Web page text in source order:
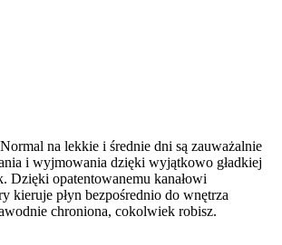
na lekkie i średnie dni są zauważalnie
i wyjmowania dzięki wyjątkowo gładkiej
Dzięki opatentowanemu kanałowi
kieruje płyn bezpośrednio do wnętrza
chroniona, cokolwiek robisz.